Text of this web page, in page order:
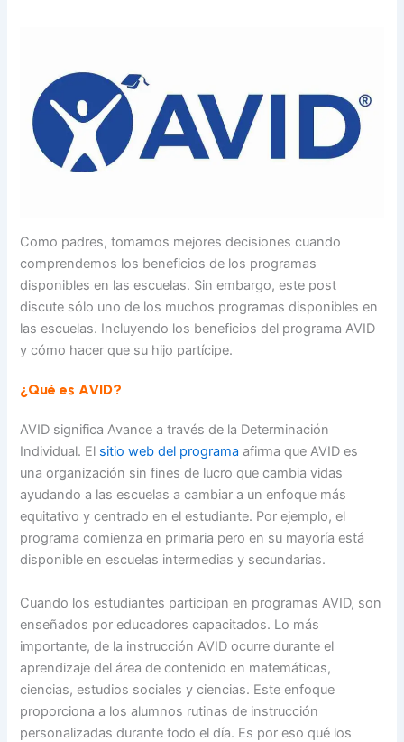
Como padres, tomamos mejores decisiones cuando
comprendemos los beneficios de los programas
disponibles en las escuelas. Sin embargo, este post
discute sólo uno de los muchos programas disponibles en
las escuelas. Incluyendo los beneficios del programa AVID
y cómo hacer que su hijo partícipe.
¿Qué es AVID?
AVID significa Avance a través de la Determinación
Individual. El sitio web del programa afirma que AVID es
una organización sin fines de lucro que cambia vidas
ayudando a las escuelas a cambiar a un enfoque más
equitativo y centrado en el estudiante. Por ejemplo, el
programa comienza en primaria pero en su mayoría está
disponible en escuelas intermedias y secundarias.
Cuando los estudiantes participan en programas AVID, son
enseñados por educadores capacitados. Lo más
importante, de la instrucción AVID ocurre durante el
aprendizaje del área de contenido en matemáticas,
ciencias, estudios sociales y ciencias. Este enfoque
proporciona a los alumnos rutinas de instrucción
personalizadas durante todo el día. Es por eso qué los